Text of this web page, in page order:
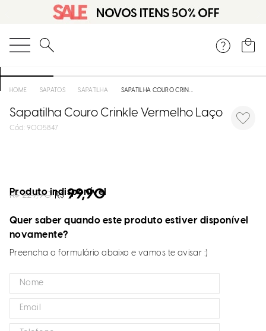
O que você está procurando?
SAPATOS SAPATILHA SAPATILHA COURO CRINKLE VERMELHO LAÇO
Sapatilha Couro Crinkle Vermelho Laço
: 9005847
R$ 229,90 R$ 99,90
Produto indisponível
Quer saber quando este produto estiver disponível
novamente?
Preencha o formulário abaixo e vamos te avisar :)